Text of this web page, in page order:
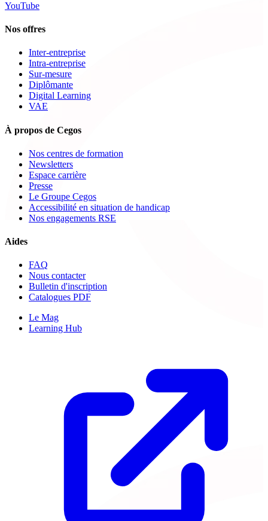
YouTube
Nos offres
Inter-entreprise
Intra-entreprise
Sur-mesure
Diplômante
Digital Learning
VAE
À propos de Cegos
Nos centres de formation
Newsletters
Espace carrière
Presse
Le Groupe Cegos
Accessibilité en situation de handicap
Nos engagements RSE
Aides
FAQ
Nous contacter
Bulletin d'inscription
Catalogues PDF
Le Mag
Learning Hub